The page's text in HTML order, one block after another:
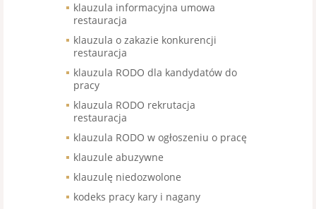
klauzula informacyjna umowa
restauracja
klauzula o zakazie konkurencji
restauracja
klauzula RODO dla kandydatów do
pracy
klauzula RODO rekrutacja
restauracja
klauzula RODO w ogłoszeniu o pracę
klauzule abuzywne
klauzulę niedozwolone
kodeks pracy kary i nagany